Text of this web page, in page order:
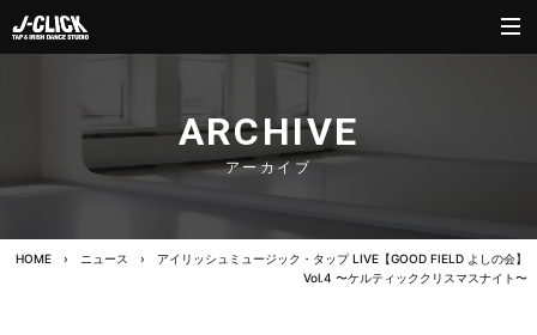
ARCHIVE
アーカイブ
HOME › ニュース › アイリッシュミュージック・タップ LIVE【GOOD FIELD よしの会】
Vol.4 〜ケルティッククリスマスナイト〜